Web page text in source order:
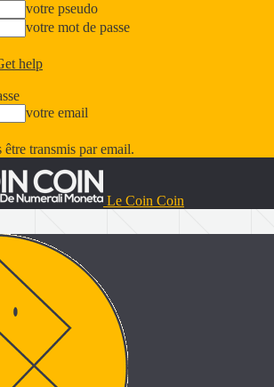
votre pseudo
votre mot de passe
help
votre email
transmis par email.
Le Coin Coin